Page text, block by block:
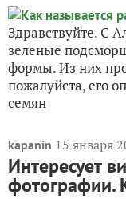
Здравствуйте. С
зеленые
формы. Из них
пожалуйста, его
семян
kapanin 15 января
Интересует
фотографии.